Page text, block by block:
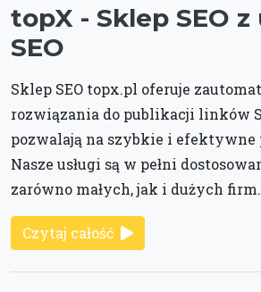
topX - Sklep SEO z
SEO
Sklep SEO topx.pl oferuje
rozwiązania do publikacji linków
pozwalają na szybkie i efektywne
Nasze usługi są w pełni
zarówno małych, jak i dużych firm.
Czytaj całość